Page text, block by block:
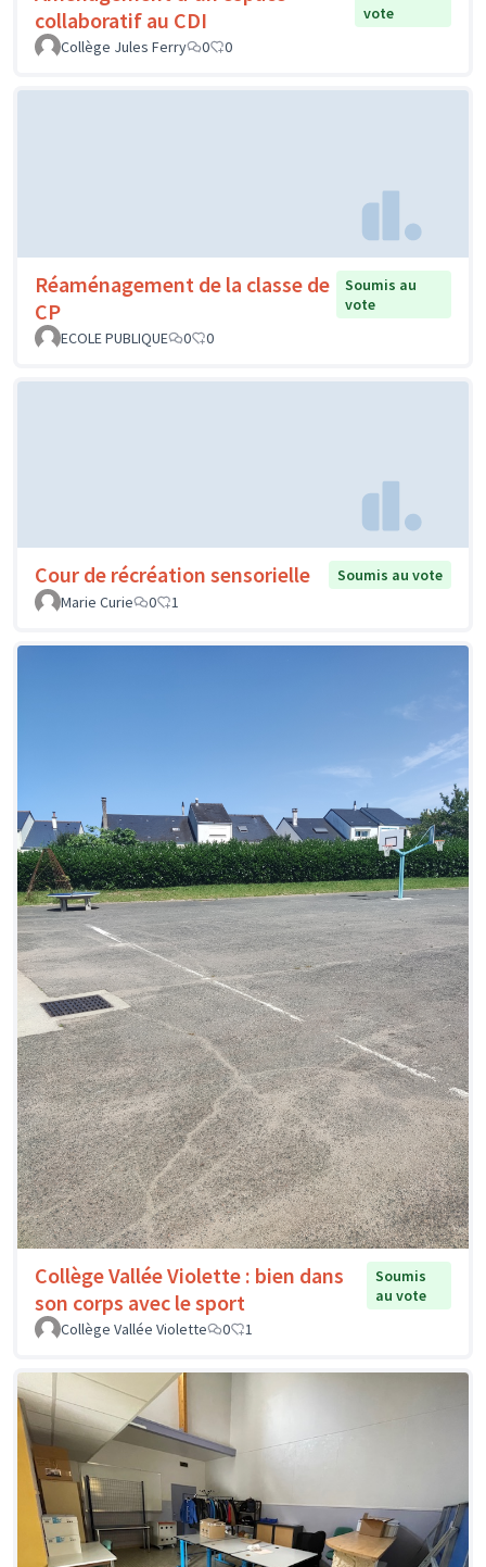
collaboratif au CDI
vote
Collège Jules Ferry
0 0
Réaménagement de la classe de
CP
Soumis au
vote
ECOLE PUBLIQUE
0 0
Cour de récréation sensorielle
Soumis au vote
Marie Curie
0 1
Collège Vallée Violette : bien dans
son corps avec le sport
Soumis
au vote
Collège Vallée Violette
0 1